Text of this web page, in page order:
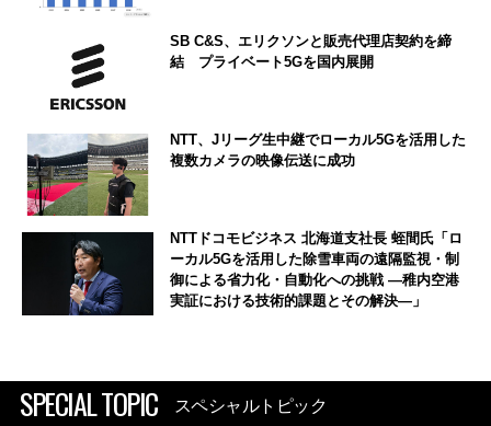
SB C&S、エリクソンと販売代理店契約を締
結 プライベート5Gを国内展開
NTT、Jリーグ生中継でローカル5Gを活用した
複数カメラの映像伝送に成功
NTTドコモビジネス 北海道支社長 蛭間氏「ロ
ーカル5Gを活用した除雪車両の遠隔監視・制
御による省力化・自動化への挑戦 ―稚内空港
実証における技術的課題とその解決―」
SPECIAL TOPIC スペシャルトピック